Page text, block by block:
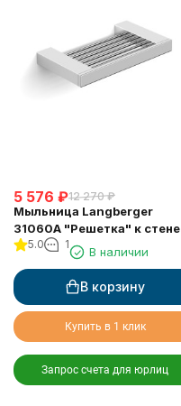
5 576 ₽12 270 ₽
Мыльница Langberger
31060A "Решетка" к стене
хромированная
5.0 1
В наличии
В корзину
Купить в 1 клик
Запрос счета для юрлиц